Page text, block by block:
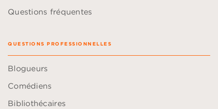
Questions fréquentes
QUESTIONS PROFESSIONNELLES
Blogueurs
Comédiens
Bibliothécaires